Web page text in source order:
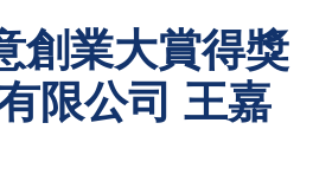
創業大賞得獎
限公司 王嘉